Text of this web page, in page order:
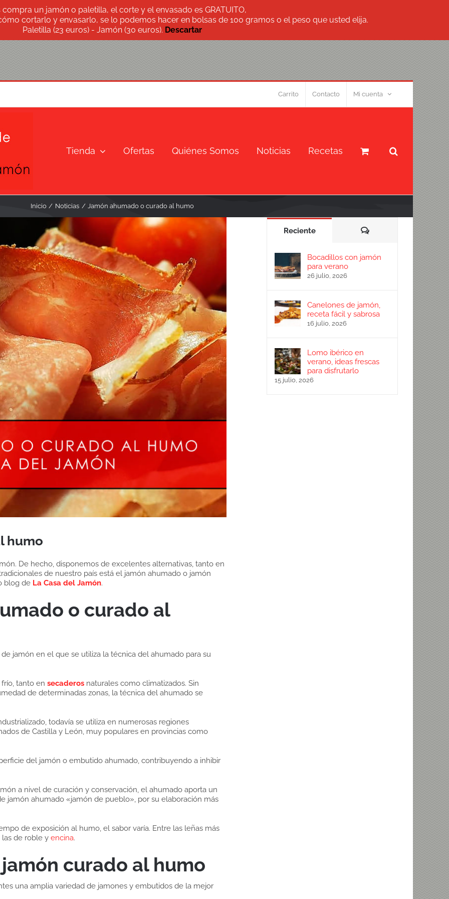
compra un jamón o paletilla, el corte y el envasado es GRATUITO,
cortarlo y envasarlo, se lo podemos hacer en bolsas de 100 gramos o el peso que usted elija.
Paletilla (23 euros) - Jamón (30 euros). Descartar
Carrito Contacto Mi cuenta
Tienda Ofertas Quiénes Somos Noticias Recetas
Inicio Noticias Jamón ahumado o curado al humo
humo
De hecho, disponemos de excelentes alternativas, tanto en
de nuestro país está el jamón ahumado o jamón
blog de La Casa del Jamón.
o curado al
jamón en el que se utiliza la técnica del ahumado para su
tanto en secaderos naturales como climatizados. Sin
de determinadas zonas, la técnica del ahumado se
todavía se utiliza en numerosas regiones
de Castilla y León, muy populares en provincias como
del jamón o embutido ahumado, contribuyendo a inhibir
a nivel de curación y conservación, el ahumado aporta un
jamón ahumado «jamón de pueblo», por su elaboración más
de exposición al humo, el sabor varía. Entre las leñas más
de roble y encina.
curado al humo
una amplia variedad de jamones y embutidos de la mejor
Reciente Comentarios
Bocadillos con jamón
para verano
26 julio, 2026
Canelones de jamón,
receta fácil y sabrosa
16 julio, 2026
Lomo ibérico en
verano, ideas frescas
para disfrutarlo
15 julio, 2026